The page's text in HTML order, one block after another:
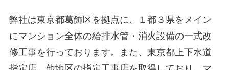
弊社は東京都葛飾区を拠点に、１都３県をメイン
にマンション全体の給排水管・消火設備の一式改
修工事を行っております。また、東京都上下水道